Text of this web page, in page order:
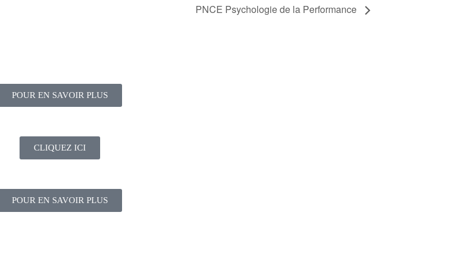
PNCE Psychologie de la Performance
POUR EN SAVOIR PLUS
CLIQUEZ ICI
POUR EN SAVOIR PLUS